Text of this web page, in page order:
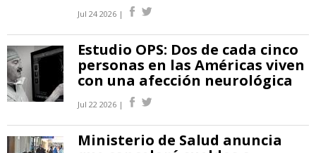
Jul 24 2026 |
Estudio OPS: Dos de cada cinco
personas en las Américas viven
con una afección neurológica
Jul 22 2026 |
Ministerio de Salud anuncia